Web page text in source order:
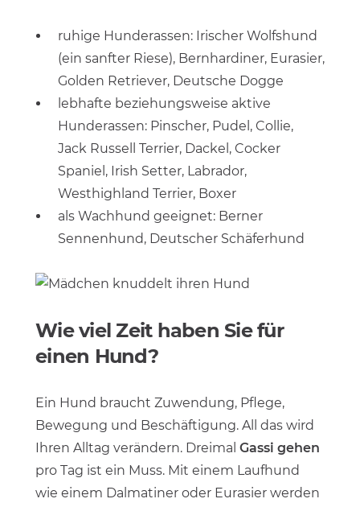
ruhige Hunderassen: Irischer Wolfshund
(ein sanfter Riese), Bernhardiner, Eurasier,
Golden Retriever, Deutsche Dogge
lebhafte beziehungsweise aktive
Hunderassen: Pinscher, Pudel, Collie,
Jack Russell Terrier, Dackel, Cocker
Spaniel, Irish Setter, Labrador,
Westhighland Terrier, Boxer
als Wachhund geeignet: Berner
Sennenhund, Deutscher Schäferhund
Wie viel Zeit haben Sie für
einen Hund?
Ein Hund braucht Zuwendung, Pflege,
Bewegung und Beschäftigung. All das wird
Ihren Alltag verändern. Dreimal Gassi gehen
pro Tag ist ein Muss. Mit einem Laufhund
wie einem Dalmatiner oder Eurasier werden